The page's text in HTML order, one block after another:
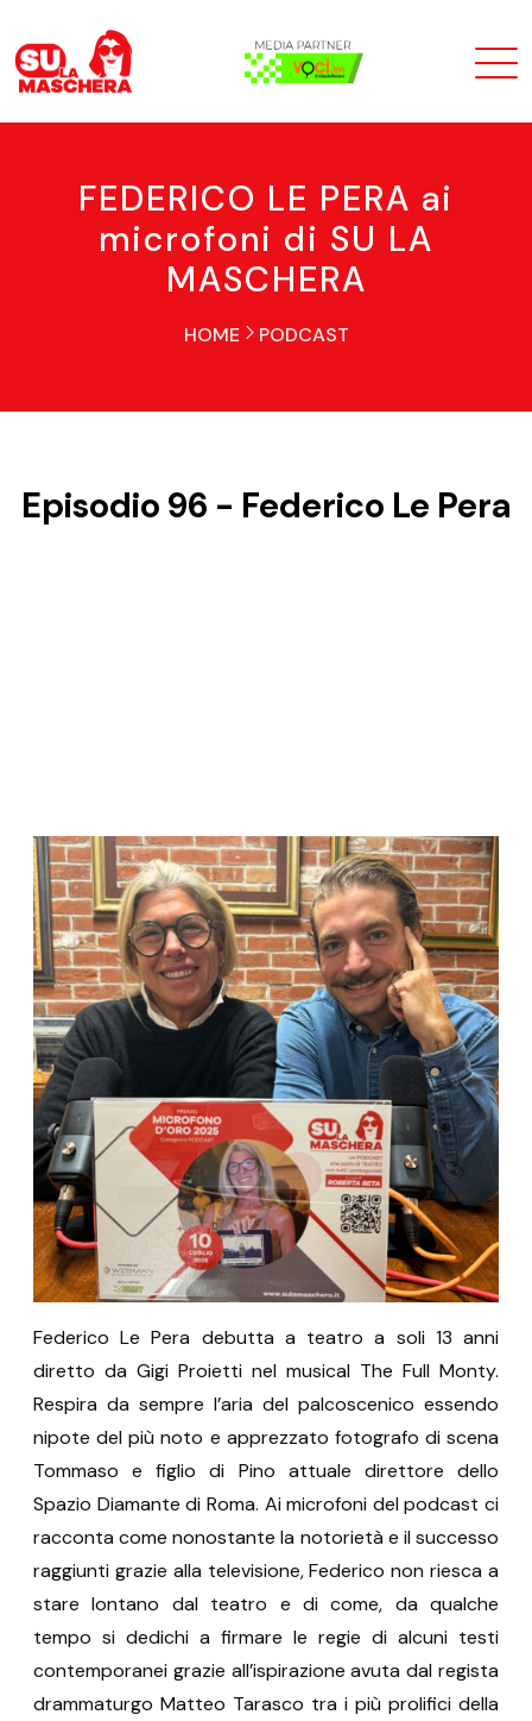
FEDERICO LE PERA ai
microfoni di SU LA
MASCHERA
HOME PODCAST
Episodio 96 - Federico Le Pera
Federico Le Pera debutta a teatro a soli 13 anni
diretto da Gigi Proietti nel musical The Full Monty.
Respira da sempre l’aria del palcoscenico essendo
nipote del più noto e apprezzato fotografo di scena
Tommaso e figlio di Pino attuale direttore dello
Spazio Diamante di Roma. Ai microfoni del podcast ci
racconta come nonostante la notorietà e il successo
raggiunti grazie alla televisione, Federico non riesca a
stare lontano dal teatro e di come, da qualche
tempo si dedichi a firmare le regie di alcuni testi
contemporanei grazie all’ispirazione avuta dal regista
drammaturgo Matteo Tarasco tra i più prolifici della